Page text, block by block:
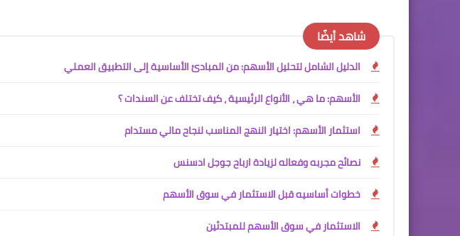
شاهد أيضًا
الدليل الشامل لتحليل الأسهم: من المبادئ الأساسية إلى التطبيق العملي
الأسهم: ما هي ، الأنواع الرئيسية ، كيف تختلف عن السندات ؟
استثمار الأسهم: اختيار النهج المناسب لنجاح مالي مستدام
نصائح مجربه وفعاله لزيادة ارباح جوجل ادسنس
خطوات أساسيه قبل الاستثمار في سوق الأسهم
الاستثمار في سوق الأسهم للمبتدئين